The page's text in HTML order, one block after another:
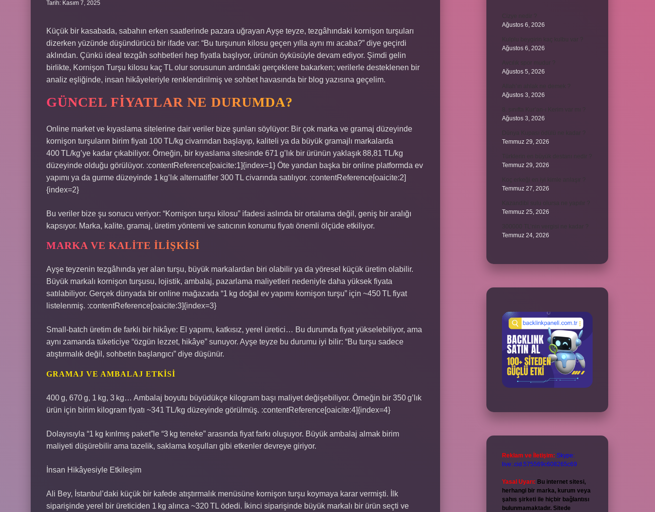
Tarih: Kasım 7, 2025
Küçük bir kasabada, sabahın erken saatlerinde pazara uğrayan Ayşe teyze, tezgâhındaki kornişon turşuları
dizerken yüzünde düşündürücü bir ifade var: “Bu turşunun kilosu geçen yılla aynı mı acaba?” diye geçirdi
aklından. Çünkü ideal tezgâh sohbetleri hep fiyatla başlıyor, ürünün öyküsüyle devam ediyor. Şimdi gelin
birlikte, Kornişon Turşu kilosu kaç TL olur sorusunun ardındaki gerçeklere bakarken; verilerle desteklenen bir
analiz eşliğinde, insan hikâyeleriyle renklendirilmiş ve sohbet havasında bir blog yazısına geçelim.
GÜNCEL FIYATLAR NE DURUMDA?
Online market ve kıyaslama sitelerine dair veriler bize şunları söylüyor: Bir çok marka ve gramaj düzeyinde
kornişon turşuların birim fiyatı 100 TL/kg civarından başlayıp, kaliteli ya da büyük gramajlı markalarda
400 TL/kg’ye kadar çıkabiliyor. Örneğin, bir kıyaslama sitesinde 671 g’lık bir ürünün yaklaşık 88,81 TL/kg
düzeyinde olduğu görülüyor. :contentReference[oaicite:1]{index=1} Öte yandan başka bir online platformda ev
yapımı ya da gurme düzeyinde 1 kg’lık alternatifler 300 TL civarında satılıyor. :contentReference[oaicite:2]
{index=2}
Bu veriler bize şu sonucu veriyor: “Kornişon turşu kilosu” ifadesi aslında bir ortalama değil, geniş bir aralığı
kapsıyor. Marka, kalite, gramaj, üretim yöntemi ve satıcının konumu fiyatı önemli ölçüde etkiliyor.
MARKA VE KALITE İLIŞKISI
Ayşe teyzenin tezgâhında yer alan turşu, büyük markalardan biri olabilir ya da yöresel küçük üretim olabilir.
Büyük markalı kornişon turşusu, lojistik, ambalaj, pazarlama maliyetleri nedeniyle daha yüksek fiyata
satılabiliyor. Gerçek dünyada bir online mağazada “1 kg doğal ev yapımı kornişon turşu” için ~450 TL fiyat
listelenmiş. :contentReference[oaicite:3]{index=3}
Small‑batch üretim de farklı bir hikâye: El yapımı, katkısız, yerel üretici… Bu durumda fiyat yükselebiliyor, ama
aynı zamanda tüketiciye “özgün lezzet, hikâye” sunuyor. Ayşe teyze bu durumu iyi bilir: “Bu turşu sadece
atıştırmalık değil, sohbetin başlangıcı” diye düşünür.
GRAMAJ VE AMBALAJ ETKISI
400 g, 670 g, 1 kg, 3 kg… Ambalaj boyutu büyüdükçe kilogram başı maliyet değişebiliyor. Örneğin bir 350 g’lık
ürün için birim kilogram fiyatı ~341 TL/kg düzeyinde görülmüş. :contentReference[oaicite:4]{index=4}
Dolayısıyla “1 kg kırılmış paket”le “3 kg teneke” arasında fiyat farkı oluşuyor. Büyük ambalaj almak birim
maliyeti düşürebilir ama tazelik, saklama koşulları gibi etkenler devreye giriyor.
İnsan Hikâyesiyle Etkileşim
Ali Bey, İstanbul’daki küçük bir kafede atıştırmalık menüsüne kornişon turşu koymaya karar vermişti. İlk
siparişinde yerel bir üreticiden 1 kg alınca ~320 TL ödedi. İkinci siparişinde büyük markalı bir ürün seçti ve
Ağustos 6, 2026
Ağustos 6, 2026
Ağustos 5, 2026
Ağustos 3, 2026
Ağustos 3, 2026
Temmuz 29, 2026
Temmuz 29, 2026
Temmuz 27, 2026
Temmuz 25, 2026
Temmuz 24, 2026
Reklam ve İletişim: Skype:
live:.cid.575569c608265c69
Yasal Uyarı: Bu internet sitesi,
herhangi bir marka, kurum veya
şahıs şirketi ile hiçbir bağlantısı
bulunmamaktadır. Sitede